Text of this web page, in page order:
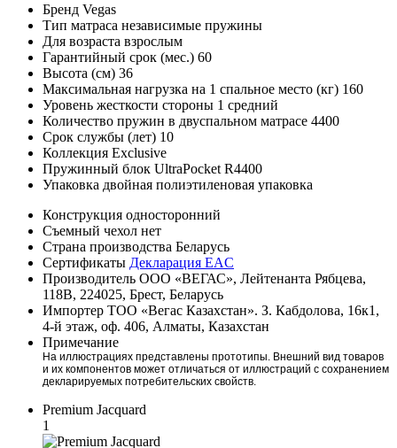
Бренд Vegas
Тип матраса независимые пружины
Для возраста взрослым
Гарантийный срок (мес.) 60
Высота (см) 36
Максимальная нагрузка на 1 спальное место (кг) 160
Уровень жесткости стороны 1 средний
Количество пружин в двуспальном матрасе 4400
Срок службы (лет) 10
Коллекция Exclusive
Пружинный блок UltraPocket R4400
Упаковка двойная полиэтиленовая упаковка
Конструкция односторонний
Съемный чехол нет
Страна производства Беларусь
Сертификаты Декларация EAC
Производитель ООО «ВЕГАС», Лейтенанта Рябцева,
118В, 224025, Брест, Беларусь
Импортер ТОО «Вегас Казахстан». З. Кабдолова, 16к1,
4-й этаж, оф. 406, Алматы, Казахстан
Примечание
На иллюстрациях представлены прототипы. Внешний вид товаров
и их компонентов может отличаться от иллюстраций с сохранением
декларируемых потребительских свойств.
Premium Jacquard
1